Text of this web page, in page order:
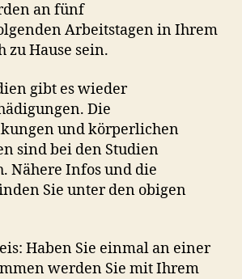
an fünf
Arbeitstagen in Ihrem
zu Hause sein.
gibt es wieder
Die
und körperlichen
sind bei den Studien
Nähere Infos und die
Sie unter den obigen
Haben Sie einmal an einer
werden Sie mit Ihrem